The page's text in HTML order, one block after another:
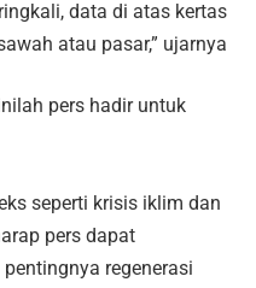
data di atas kertas
atau pasar,” ujarnya
pers hadir untuk
seperti krisis iklim dan
pers dapat
regenerasi